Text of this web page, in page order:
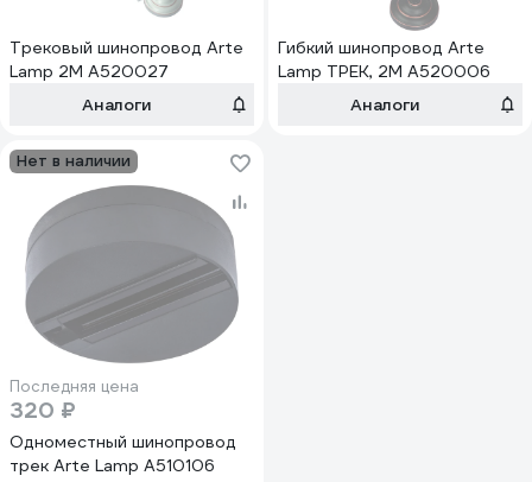
Трековый шинопровод Arte
Lamp 2M A520027
Аналоги
Гибкий шинопровод Arte
Lamp ТРЕК, 2M A520006
Аналоги
Нет в наличии
Последняя цена
320 ₽
Одноместный шинопровод
трек Arte Lamp A510106